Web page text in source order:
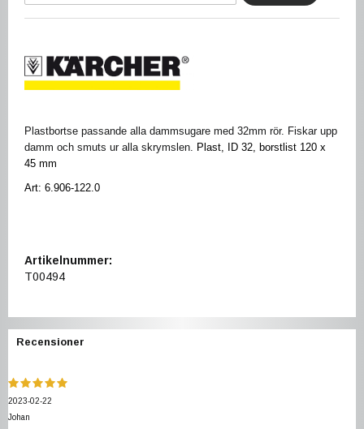
Plastbortse passande alla dammsugare med 32mm rör. Fiskar upp
damm och smuts ur alla skrymslen. Plast, ID 32, borstlist 120 x
45 mm
Art: 6.906-122.0
Artikelnummer:
T00494
Recensioner
2023-02-22
Johan